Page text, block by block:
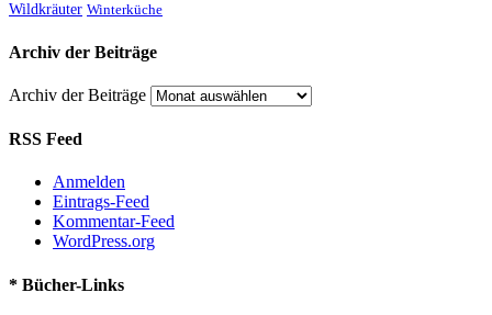
Wildkräuter Winterküche
Archiv der Beiträge
Archiv der Beiträge
RSS Feed
Anmelden
Eintrags-Feed
Kommentar-Feed
WordPress.org
* Bücher-Links